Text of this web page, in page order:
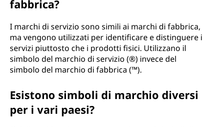
fabbrica?
I marchi di servizio sono simili ai marchi di fabbrica,
ma vengono utilizzati per identificare e distinguere i
servizi piuttosto che i prodotti fisici. Utilizzano il
simbolo del marchio di servizio (®) invece del
simbolo del marchio di fabbrica (™).
Esistono simboli di marchio diversi
per i vari paesi?